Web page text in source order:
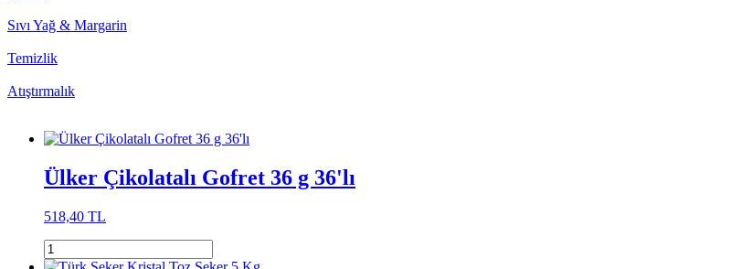
Sıvı Yağ & Margarin
Temizlik
Atıştırmalık
Ülker Çikolatalı Gofret 36 g 36'lı
518,40 TL